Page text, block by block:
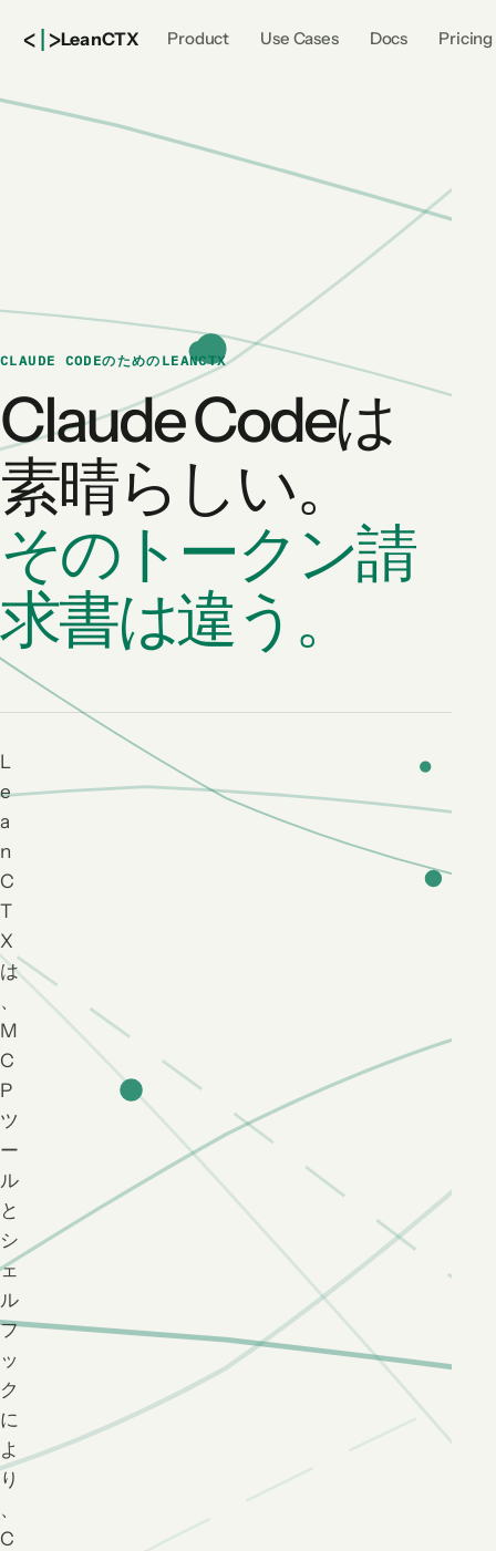
<|>LeanCTX Product Use Cases Docs Pricing
CLAUDE CODEのためのLEANCTX
Claude Codeは
素晴らしい。
そのトークン請
求書は違う。
L
e
a
n
C
T
X
は
、
M
C
P
ツ
ー
ル
と
シ
ェ
ル
フ
ッ
ク
に
よ
り
、
C